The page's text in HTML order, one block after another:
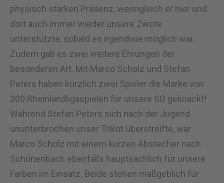
physisch starken Präsenz, wenngleich er hier und
dort auch immer wieder unsere Zwote
unterstützte, sobald es irgendwie möglich war.
Zudem gab es zwei weitere Ehrungen der
besonderen Art. Mit Marco Scholz und Stefan
Peters haben kürzlich zwei Spieler die Marke von
200 Rheinlandligaspielen für unsere SG geknackt!
Während Stefan Peters sich nach der Jugend
ununterbrochen unser Trikot überstreifte, war
Marco Scholz mit einem kurzen Abstecher nach
Schönenbach ebenfalls hauptsächlich für unsere
Farben im Einsatz. Beide stehen maßgeblich für